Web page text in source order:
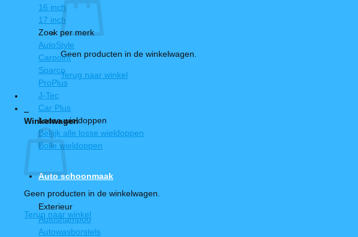
Geen producten in de winkelwagen.
Terug naar winkel
Winkelwagen
Geen producten in de winkelwagen.
Terug naar winkel
16 inch
17 inch
Zoek per merk
AutoStyle
Carpoint
Sparco
ProPlus
J-Tec
Car Plus
Losse wieldoppen
Bekijk alle losse wieldoppen
Bolle wieldoppen
Auto schoonmaak
Exterieur
Autoshampoo
Autowasborstels